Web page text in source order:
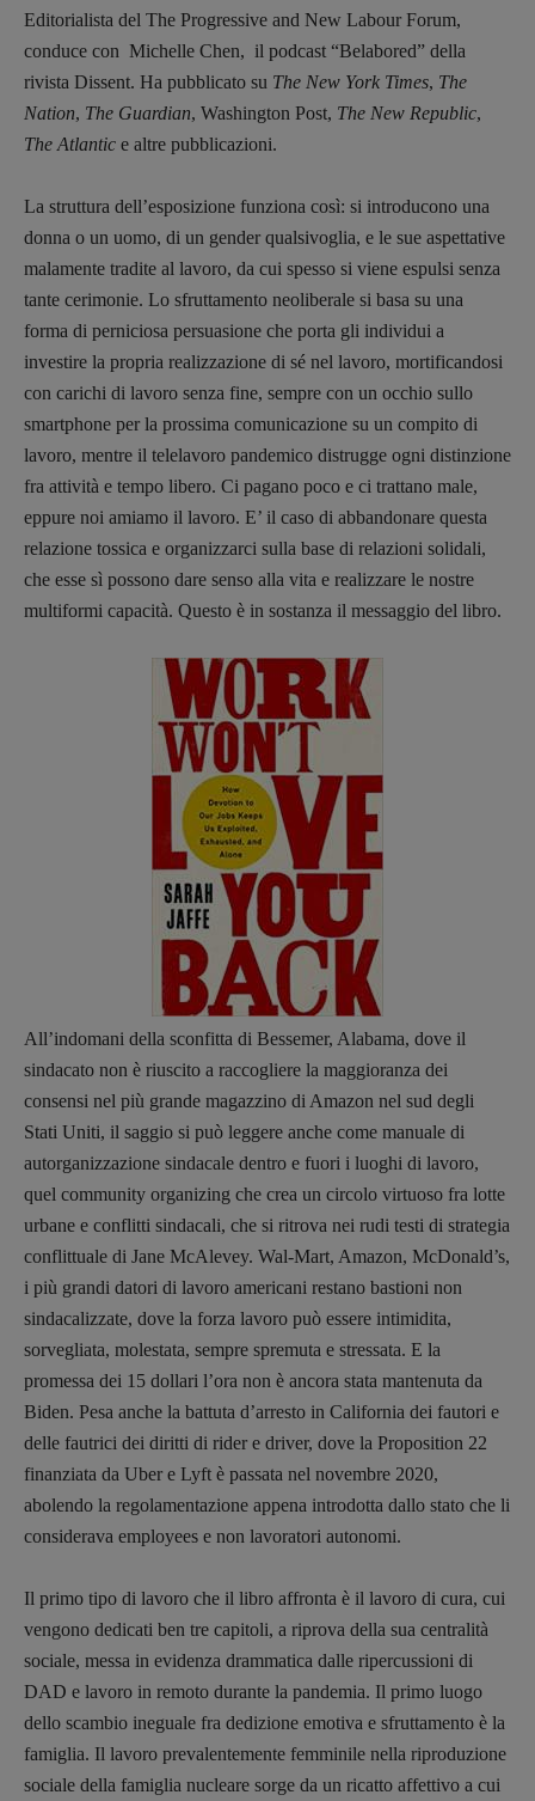
Recensioni
Interviste
RUBRICHE
Archeologie del
presente
Fumetti
Libro & Film
Opera prima
12 dicembre
Blade Runner 40
Editoria
Intelligenza Artificiale
Maestri sommersi
Pasolini 1922-2022
Psichedelia
Scienza
Stranimondi
Tornare a Ballard
Valerio Evangelisti
Vampirismi
Zong!
DIRETTRICE RESPONSABILE
Antonella Marrone
REDAZIONE
Walter Catalano, Giuseppe Costigliola
Marcoli,Elisabetta Michielin ,Nicole
Spallina,Roberto Sturm,Tania Tonin
CONTATTI
recensioni
Coordinamento Primo Piano:
Elisabetta Michielin
[michielin.elisabetta@gmail.com]
Coordinamento News in breve:
Anna da Re
[anna.dare.comunicazione@gmail.com]
Editorialista del The Progressive and New Labour Forum,
conduce con Michelle Chen, il podcast “Belabored” della
rivista Dissent. Ha pubblicato su The New York Times, The
Nation, The Guardian, Washington Post, The New Republic,
The Atlantic e altre pubblicazioni.
La struttura dell’esposizione funziona così: si introducono una
donna o un uomo, di un gender qualsivoglia, e le sue aspettative
malamente tradite al lavoro, da cui spesso si viene espulsi senza
tante cerimonie. Lo sfruttamento neoliberale si basa su una
forma di perniciosa persuasione che porta gli individui a
investire la propria realizzazione di sé nel lavoro, mortificandosi
con carichi di lavoro senza fine, sempre con un occhio sullo
smartphone per la prossima comunicazione su un compito di
lavoro, mentre il telelavoro pandemico distrugge ogni distinzione
fra attività e tempo libero. Ci pagano poco e ci trattano male,
eppure noi amiamo il lavoro. E’ il caso di abbandonare questa
relazione tossica e organizzarci sulla base di relazioni solidali,
che esse sì possono dare senso alla vita e realizzare le nostre
multiformi capacità. Questo è in sostanza il messaggio del libro.
All’indomani della sconfitta di Bessemer, Alabama, dove il
sindacato non è riuscito a raccogliere la maggioranza dei
consensi nel più grande magazzino di Amazon nel sud degli
Stati Uniti, il saggio si può leggere anche come manuale di
autorganizzazione sindacale dentro e fuori i luoghi di lavoro,
quel community organizing che crea un circolo virtuoso fra lotte
urbane e conflitti sindacali, che si ritrova nei rudi testi di strategia
conflittuale di Jane McAlevey. Wal-Mart, Amazon, McDonald’s,
i più grandi datori di lavoro americani restano bastioni non
sindacalizzate, dove la forza lavoro può essere intimidita,
sorvegliata, molestata, sempre spremuta e stressata. E la
promessa dei 15 dollari l’ora non è ancora stata mantenuta da
Biden. Pesa anche la battuta d’arresto in California dei fautori e
delle fautrici dei diritti di rider e driver, dove la Proposition 22
finanziata da Uber e Lyft è passata nel novembre 2020,
abolendo la regolamentazione appena introdotta dallo stato che li
considerava employees e non lavoratori autonomi.
Il primo tipo di lavoro che il libro affronta è il lavoro di cura, cui
vengono dedicati ben tre capitoli, a riprova della sua centralità
sociale, messa in evidenza drammatica dalle ripercussioni di
DAD e lavoro in remoto durante la pandemia. Il primo luogo
dello scambio ineguale fra dedizione emotiva e sfruttamento è la
famiglia. Il lavoro prevalentemente femminile nella riproduzione
sociale della famiglia nucleare sorge da un ricatto affettivo a cui